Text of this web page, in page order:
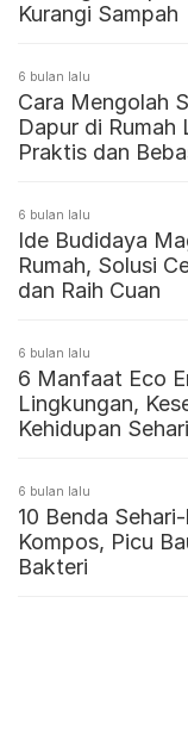
Kurangi Sampah
6 bulan lalu
Cara Mengolah
Dapur di Rumah
Praktis dan
6 bulan lalu
Ide Budidaya
Rumah, Solusi
dan Raih Cuan
6 bulan lalu
6 Manfaat Eco
Lingkungan,
Kehidupan
6 bulan lalu
10 Benda
Kompos, Picu
Bakteri